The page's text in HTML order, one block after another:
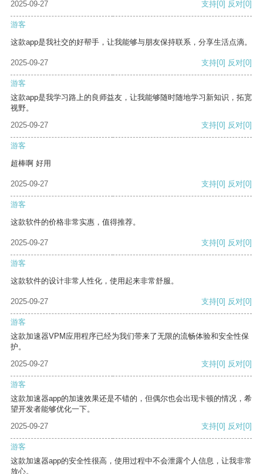
2025-09-27 支持[0] 反对[0]
游客
这款app是我社交的好帮手，让我能够与朋友保持联系，分享生活点滴。
2025-09-27 支持[0] 反对[0]
游客
这款app是我学习路上的良师益友，让我能够随时随地学习新知识，拓宽
视野。
2025-09-27
支持[0] 反对[0]
游客
超棒啊 好用
2025-09-27 支持[0] 反对[0]
游客
这款软件的价格非常实惠，值得推荐。
2025-09-27 支持[0] 反对[0]
游客
这款软件的设计非常人性化，使用起来非常舒服。
2025-09-27 支持[0] 反对[0]
游客
这款加速器VPM应用程序已经为我们带来了无限的流畅体验和安全性保
护。
2025-09-27
支持[0] 反对[0]
游客
这款加速器app的加速效果还是不错的，但偶尔也会出现卡顿的情况，希
望开发者能够优化一下。
2025-09-27
支持[0] 反对[0]
游客
这款加速器app的安全性很高，使用过程中不会泄露个人信息，让我非常
放心。